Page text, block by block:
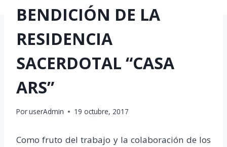
BENDICIÓN DE LA
RESIDENCIA
SACERDOTAL “CASA
ARS”
PoruserAdmin 19 octubre, 2017
Como fruto del trabajo y la colaboración de los